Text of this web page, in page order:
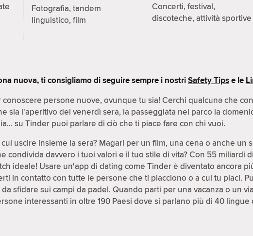
Fotografia, tandem
linguistico, film
Concerti, festival,
discoteche, attività sportive
nuova, ti consigliamo di seguire sempre i nostriSafety Tipse le
persone nuove, ovunque tu sia! Cerchi qualcunə che
sia l'aperitivo del venerdì sera, la passeggiata nel parco la
su Tinder puoi parlare di ciò che ti piace fare con chi vuoi.
uscire insieme la sera? Magari per un film, una cena o anche un
condivida davvero i tuoi valori e il tuo stile di vita? Con 55 miliardi
ideale! Usare un'app di dating come Tinder è diventato ancora
in contatto con tutte le persone che ti piacciono o a cui tu piaci.
sfidare sui campi da padel. Quando parti per una vacanza o un
interessanti in oltre 190 Paesi dove si parlano più di 40